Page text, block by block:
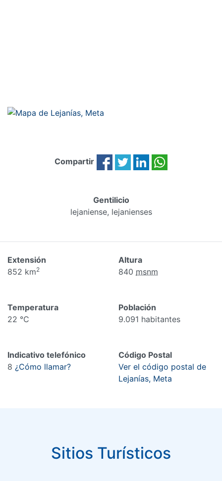
Compartir
Gentilicio
lejaniense, lejanienses
Extensión
852 km2
Altura
840 msnm
Temperatura
22 °C
Población
9.091 habitantes
Indicativo telefónico
8 ¿Cómo llamar?
Código Postal
Ver el código postal de
Lejanías, Meta
Sitios Turísticos